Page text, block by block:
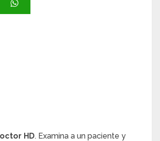
HD. Examina a un paciente y